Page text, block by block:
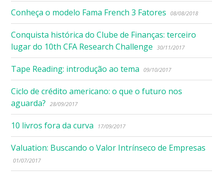
Conheça o modelo Fama French 3 Fatores 08/08/2018
Conquista histórica do Clube de Finanças: terceiro
lugar do 10th CFA Research Challenge
30/11/2017
Tape Reading: introdução ao tema 09/10/2017
Ciclo de crédito americano: o que o futuro nos
aguarda?
28/09/2017
10 livros fora da curva 17/09/2017
Valuation: Buscando o Valor Intrínseco de Empresas
01/07/2017